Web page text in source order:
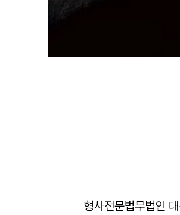
형사전문법무법인